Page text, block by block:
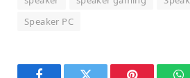
Speaker PC